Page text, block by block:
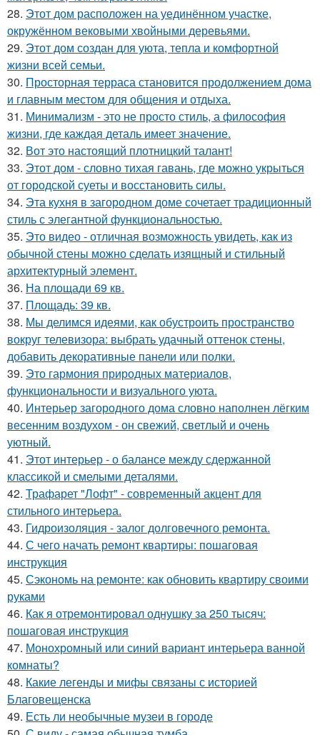
28. Этот дом расположен на уединённом участке,
окружённом вековыми хвойными деревьями.
29. Этот дом создан для уюта, тепла и комфортной
жизни всей семьи.
30. Просторная терраса становится продолжением дома
и главным местом для общения и отдыха.
31. Минимализм - это не просто стиль, а философия
жизни, где каждая деталь имеет значение.
32. Вот это настоящий плотницкий талант!
33. Этот дом - словно тихая гавань, где можно укрыться
от городской суеты и восстановить силы.
34. Эта кухня в загородном доме сочетает традиционный
стиль с элегантной функциональностью.
35. Это видео - отличная возможность увидеть, как из
обычной стены можно сделать изящный и стильный
архитектурный элемент.
36. На площади 69 кв.
37. Площадь: 39 кв.
38. Мы делимся идеями, как обустроить пространство
вокруг телевизора: выбрать удачный оттенок стены,
добавить декоративные панели или полки.
39. Это гармония природных материалов,
функциональности и визуального уюта.
40. Интерьер загородного дома словно наполнен лёгким
весенним воздухом - он свежий, светлый и очень
уютный.
41. Этот интерьер - о балансе между сдержанной
классикой и смелыми деталями.
42. Трафарет "Лофт" - современный акцент для
стильного интерьера.
43. Гидроизоляция - залог долговечного ремонта.
44. С чего начать ремонт квартиры: пошаговая
инструкция
45. Сэкономь на ремонте: как обновить квартиру своими
руками
46. Как я отремонтировал однушку за 250 тысяч:
пошаговая инструкция
47. Монохромный или синий вариант интерьера ванной
комнаты?
48. Какие легенды и мифы связаны с историей
Благовещенска
49. Есть ли необычные музеи в городе